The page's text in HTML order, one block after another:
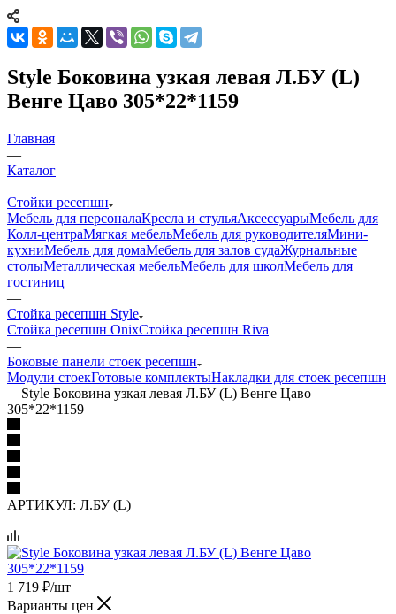
Style Боковина узкая левая Л.БУ (L)
Венге Цаво 305*22*1159
Главная
—
Каталог
—
Стойки ресепшн
Мебель для персоналаКресла и стульяАксессуарыМебель для
Колл-центраМягкая мебельМебель для руководителяМини-
кухниМебель для домаМебель для залов судаЖурнальные
столыМеталлическая мебельМебель для школМебель для
гостиниц
—
Стойка ресепшн Style
Стойка ресепшн OnixСтойка ресепшн Riva
—
Боковые панели стоек ресепшн
Модули стоекГотовые комплектыНакладки для стоек ресепшн
—Style Боковина узкая левая Л.БУ (L) Венге Цаво
305*22*1159
АРТИКУЛ: Л.БУ (L)
1 719 ₽/шт
Варианты цен